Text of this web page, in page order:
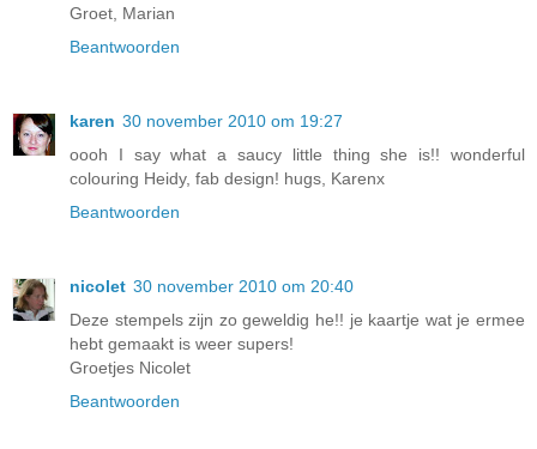
Groet, Marian
Beantwoorden
karen 30 november 2010 om 19:27
oooh I say what a saucy little thing she is!! wonderful
colouring Heidy, fab design! hugs, Karenx
Beantwoorden
nicolet 30 november 2010 om 20:40
Deze stempels zijn zo geweldig he!! je kaartje wat je ermee
hebt gemaakt is weer supers!
Groetjes Nicolet
Beantwoorden